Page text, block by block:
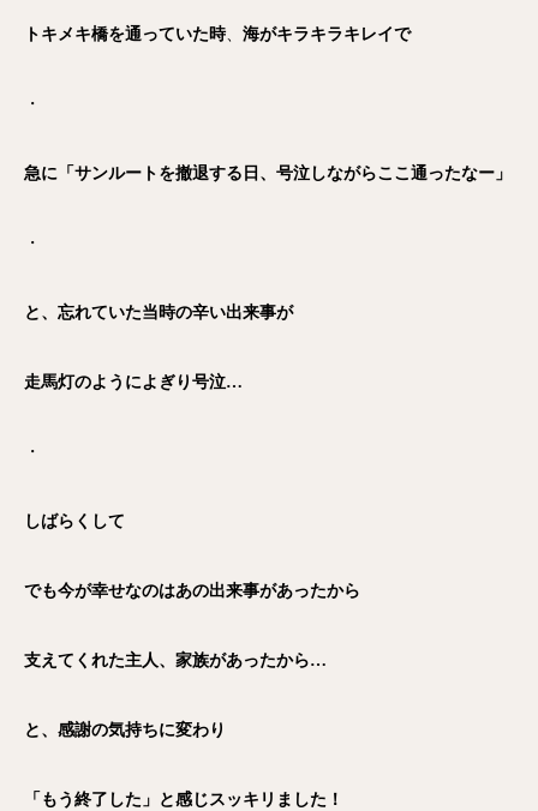
トキメキ橋を通っていた時、 海がキラキラキレイで
・
急に「サンルートを撤退する日、号泣しながらここ通ったなー」
・
と、忘れていた当時の辛い出来事が
走馬灯のようによぎり号泣…
・
しばらくして
でも今が幸せなのはあの出来事があったから
支えてくれた主人、家族があったから…
と、感謝の気持ちに変わり
「もう終了した」と感じスッキリました！